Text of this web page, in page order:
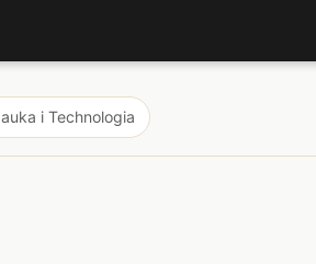
i Technologia